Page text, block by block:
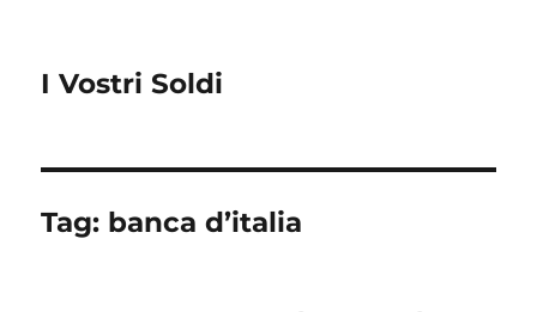
I Vostri Soldi
Tag: banca d’italia